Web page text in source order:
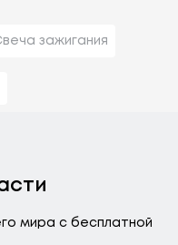
зажигания
мира с бесплатной